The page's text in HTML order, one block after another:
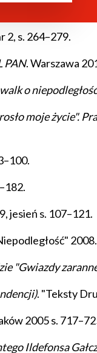
2, s. 264–279.
PAN. Warszawa
o niepodległość
moje życie".
jesień s. 107–121.
"Gwiazdy
. "Teksty
2005 s.
Ildefonsa